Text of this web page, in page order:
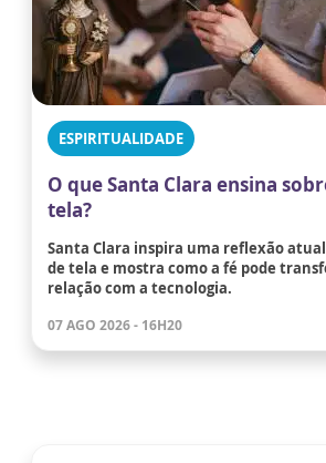
ESPIRITUALIDADE
O que Santa Clara ensina
tela?
Santa Clara inspira uma reflexão
de tela e mostra como a fé pode
relação com a tecnologia.
07 AGO 2026 - 16H20